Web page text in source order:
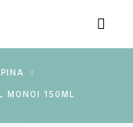
MONOI 150ML